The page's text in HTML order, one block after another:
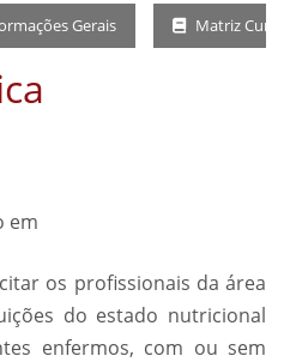
Gerais Matriz
em
os profissionais da área
do estado nutricional
enfermos, com ou sem